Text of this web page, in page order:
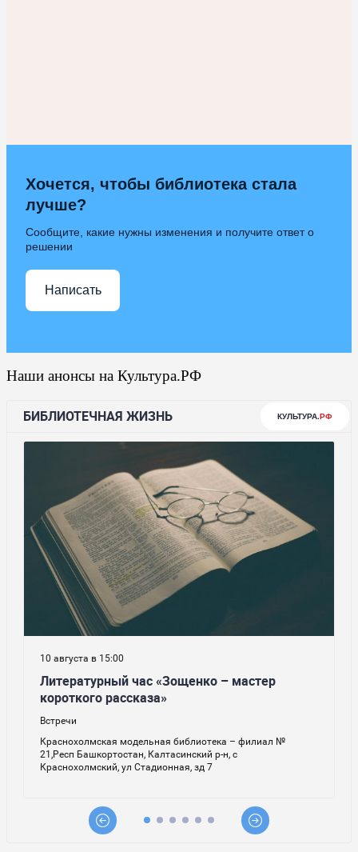
Хочется, чтобы библиотека стала
лучше?
Сообщите, какие нужны изменения и получите ответ о
решении
Написать
Наши анонсы на Культура.РФ